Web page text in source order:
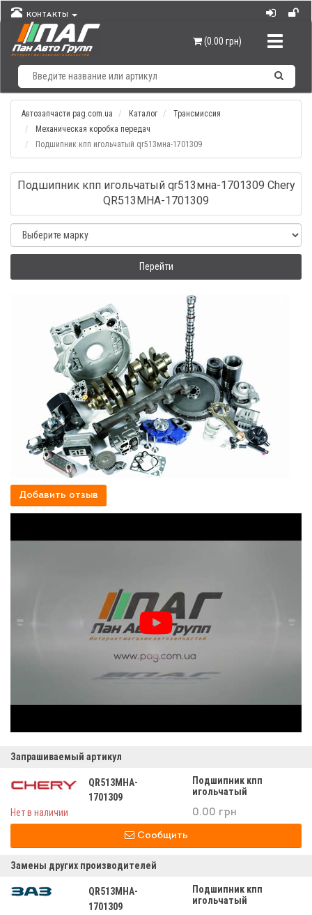
КОНТАКТЫ
(0.00 грн)
Автозапчасти pag.com.ua Каталог
Трансмиссия
Механическая коробка передач
Подшипник кпп игольчатый qr513мна-1701309
Подшипник кпп игольчатый qr513мна-1701309 Chery
QR513MHA-1701309
Перейти
Добавить отзыв
Запрашиваемый артикул
QR513MHA-
1701309
Подшипник кпп
игольчатый
Нет в наличии
0.00 грн
Сообщить
Замены других производителей
QR513MHA-
1701309
Подшипник кпп
игольчатый